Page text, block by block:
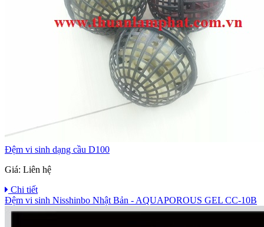
Đệm vi sinh dạng cầu D100
Giá: Liên hệ
Chi tiết
Đệm vi sinh Nisshinbo Nhật Bản - AQUAPOROUS GEL CC-10B